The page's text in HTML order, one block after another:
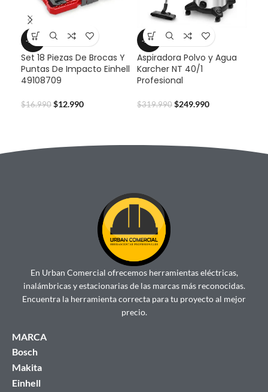
-24%
Set 18 Piezas De Brocas Y
Puntas De Impacto Einhell
49108709
$16.990 $12.990
-22%
Aspiradora Polvo y Agua
Karcher NT 40/1
Profesional
$319.990 $249.990
En Urban Comercial ofrecemos herramientas eléctricas,
inalámbricas y estacionarias de las marcas más reconocidas.
Encuentra la herramienta correcta para tu proyecto al mejor
precio.
MARCA
Bosch
Makita
Einhell